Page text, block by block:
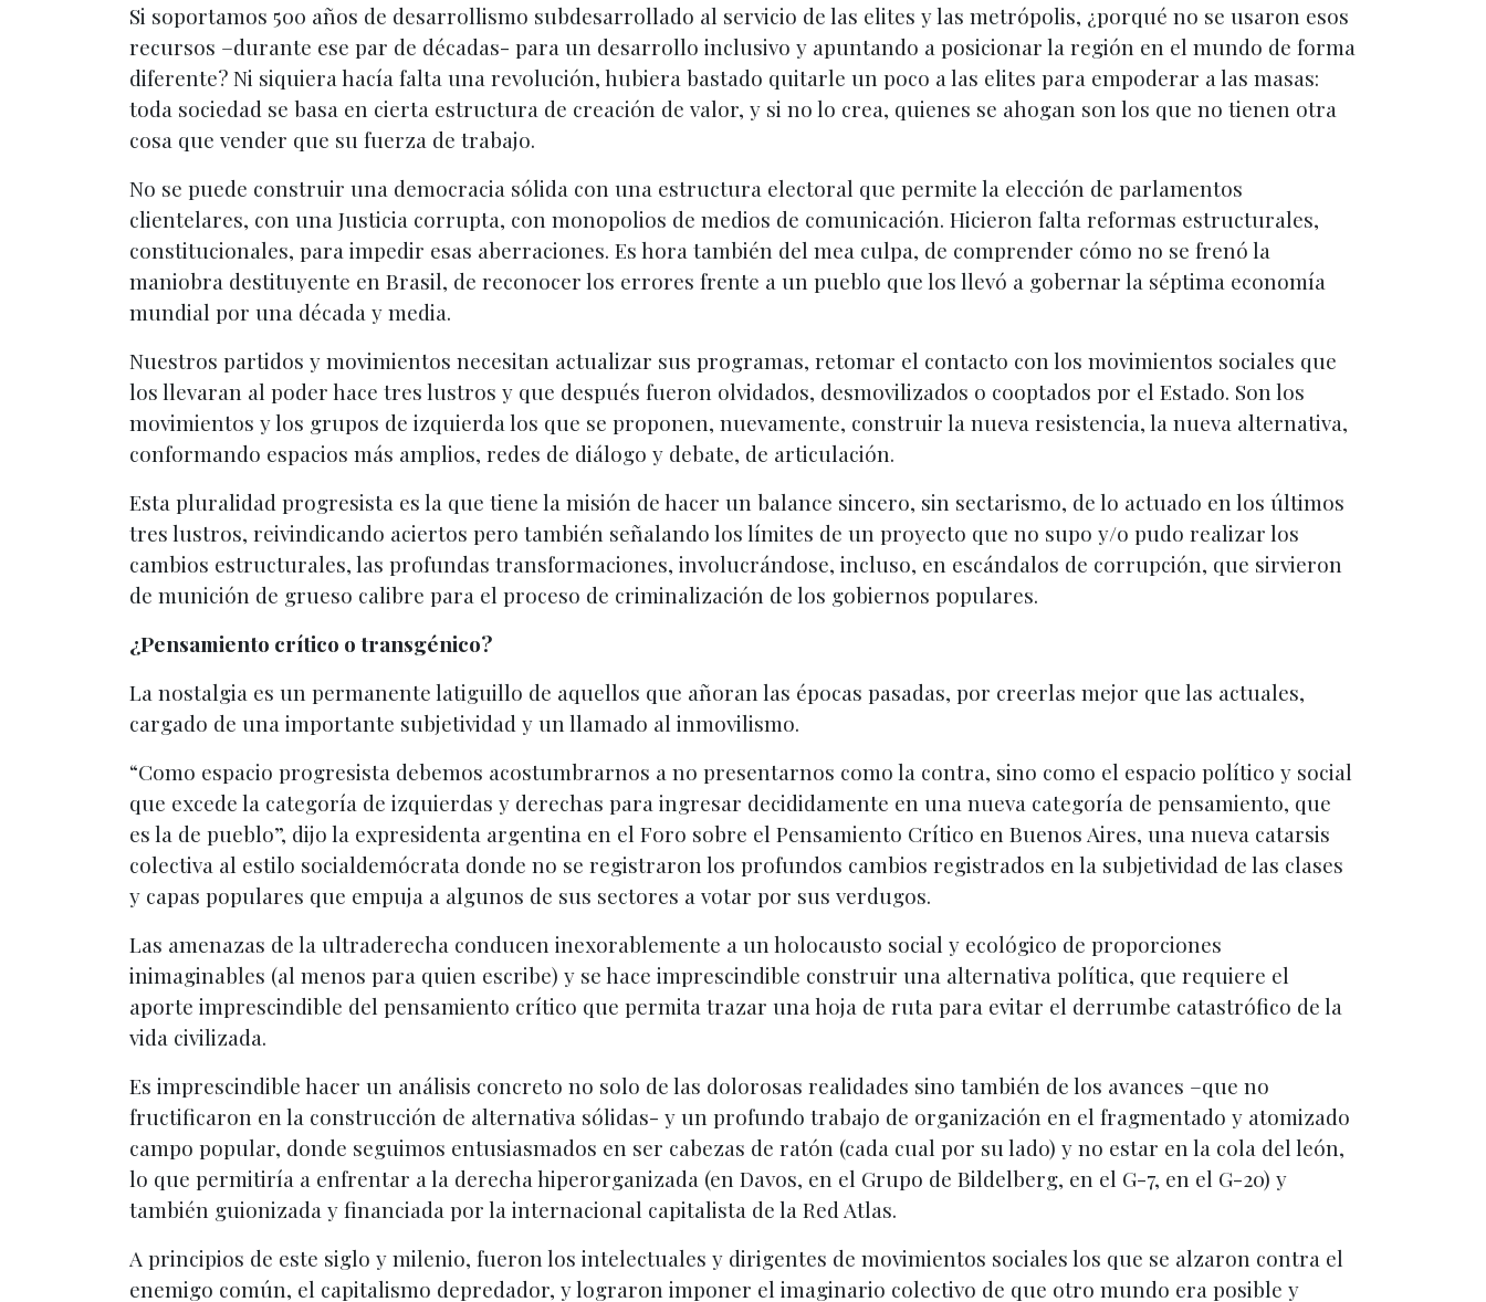
Si soportamos 500 años de desarrollismo subdesarrollado al servicio de las elites y las metrópolis, ¿porqué no se usaron esos
recursos –durante ese par de décadas- para un desarrollo inclusivo y apuntando a posicionar la región en el mundo de forma
diferente? Ni siquiera hacía falta una revolución, hubiera bastado quitarle un poco a las elites para empoderar a las masas:
toda sociedad se basa en cierta estructura de creación de valor, y si no lo crea, quienes se ahogan son los que no tienen otra
cosa que vender que su fuerza de trabajo.
No se puede construir una democracia sólida con una estructura electoral que permite la elección de parlamentos
clientelares, con una Justicia corrupta, con monopolios de medios de comunicación. Hicieron falta reformas estructurales,
constitucionales, para impedir esas aberraciones. Es hora también del mea culpa, de comprender cómo no se frenó la
maniobra destituyente en Brasil, de reconocer los errores frente a un pueblo que los llevó a gobernar la séptima economía
mundial por una década y media.
Nuestros partidos y movimientos necesitan actualizar sus programas, retomar el contacto con los movimientos sociales que
los llevaran al poder hace tres lustros y que después fueron olvidados, desmovilizados o cooptados por el Estado. Son los
movimientos y los grupos de izquierda los que se proponen, nuevamente, construir la nueva resistencia, la nueva alternativa,
conformando espacios más amplios, redes de diálogo y debate, de articulación.
Esta pluralidad progresista es la que tiene la misión de hacer un balance sincero, sin sectarismo, de lo actuado en los últimos
tres lustros, reivindicando aciertos pero también señalando los límites de un proyecto que no supo y/o pudo realizar los
cambios estructurales, las profundas transformaciones, involucrándose, incluso, en escándalos de corrupción, que sirvieron
de munición de grueso calibre para el proceso de criminalización de los gobiernos populares.
¿Pensamiento crítico o transgénico?
La nostalgia es un permanente latiguillo de aquellos que añoran las épocas pasadas, por creerlas mejor que las actuales,
cargado de una importante subjetividad y un llamado al inmovilismo.
“Como espacio progresista debemos acostumbrarnos a no presentarnos como la contra, sino como el espacio político y social
que excede la categoría de izquierdas y derechas para ingresar decididamente en una nueva categoría de pensamiento, que
es la de pueblo”, dijo la expresidenta argentina en el Foro sobre el Pensamiento Crítico en Buenos Aires, una nueva catarsis
colectiva al estilo socialdemócrata donde no se registraron los profundos cambios registrados en la subjetividad de las clases
y capas populares que empuja a algunos de sus sectores a votar por sus verdugos.
Las amenazas de la ultraderecha conducen inexorablemente a un holocausto social y ecológico de proporciones
inimaginables (al menos para quien escribe) y se hace imprescindible construir una alternativa política, que requiere el
aporte imprescindible del pensamiento crítico que permita trazar una hoja de ruta para evitar el derrumbe catastrófico de la
vida civilizada.
Es imprescindible hacer un análisis concreto no solo de las dolorosas realidades sino también de los avances –que no
fructificaron en la construcción de alternativa sólidas- y un profundo trabajo de organización en el fragmentado y atomizado
campo popular, donde seguimos entusiasmados en ser cabezas de ratón (cada cual por su lado) y no estar en la cola del león,
lo que permitiría a enfrentar a la derecha hiperorganizada (en Davos, en el Grupo de Bildelberg, en el G-7, en el G-20) y
también guionizada y financiada por la internacional capitalista de la Red Atlas.
A principios de este siglo y milenio, fueron los intelectuales y dirigentes de movimientos sociales los que se alzaron contra el
enemigo común, el capitalismo depredador, y lograron imponer el imaginario colectivo de que otro mundo era posible y